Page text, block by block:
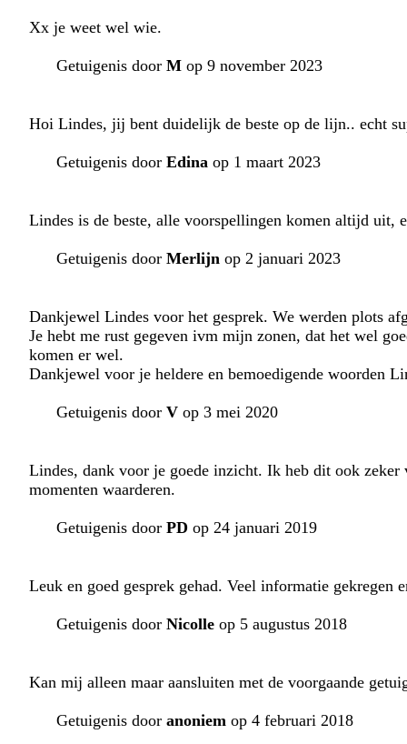
Xx je weet wel wie.
Getuigenis door M op 9 november 2023
Hoi Lindes, jij bent duidelijk de beste op de lijn.. echt
Getuigenis door Edina op 1 maart 2023
Lindes is de beste, alle voorspellingen komen altijd uit,
Getuigenis door Merlijn op 2 januari 2023
Dankjewel Lindes voor het gesprek. We werden plots
Je hebt me rust gegeven ivm mijn zonen, dat het wel
komen er wel.
Dankjewel voor je heldere en bemoedigende woorden
Getuigenis door V op 3 mei 2020
Lindes, dank voor je goede inzicht. Ik heb dit ook
momenten waarderen.
Getuigenis door PD op 24 januari 2019
Leuk en goed gesprek gehad. Veel informatie gekregen
Getuigenis door Nicolle op 5 augustus 2018
Kan mij alleen maar aansluiten met de voorgaande
Getuigenis door anoniem op 4 februari 2018